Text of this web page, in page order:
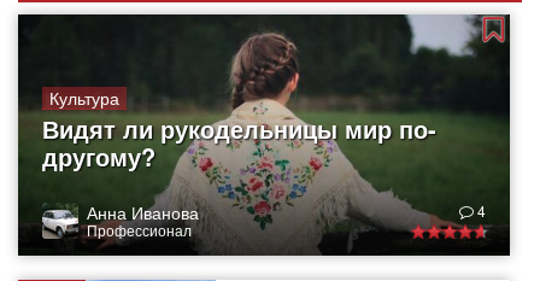
Культура
Видят ли рукодельницы мир по-
другому?
Анна Иванова
Профессионал
4